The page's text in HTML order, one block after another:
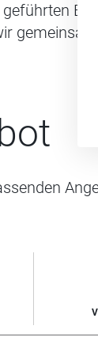
gemeinsam